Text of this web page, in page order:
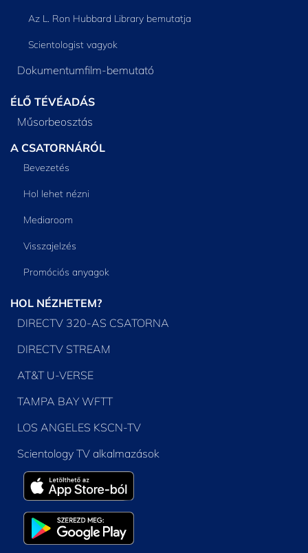
Az L. Ron Hubbard Library bemutatja
Scientologist vagyok
Dokumentumfilm-bemutató
ÉLŐ TÉVÉADÁS
Műsorbeosztás
A CSATORNÁRÓL
Bevezetés
Hol lehet nézni
Mediaroom
Visszajelzés
Promóciós anyagok
HOL NÉZHETEM?
DIRECTV 320-AS CSATORNA
DIRECTV STREAM
AT&T U-VERSE
TAMPA BAY WFTT
LOS ANGELES KSCN-TV
Scientology TV alkalmazások